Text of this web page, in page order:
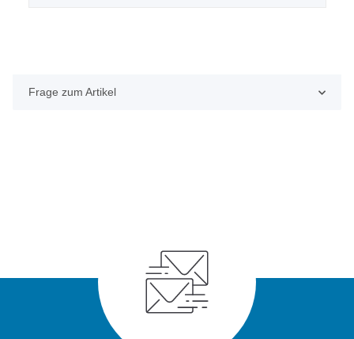
Frage zum Artikel